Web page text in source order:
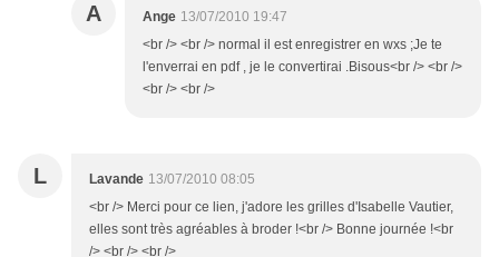
A Ange 13/07/2010 19:47
<br /> <br /> normal il est enregistrer en wxs ;Je te
l'enverrai en pdf , je le convertirai .Bisous<br /> <br />
<br /> <br />
L Lavande 13/07/2010 08:05
<br /> Merci pour ce lien, j'adore les grilles d'Isabelle Vautier,
elles sont très agréables à broder !<br /> Bonne journée !<br
/> <br /> <br />